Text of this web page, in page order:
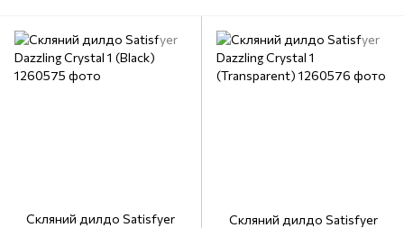
Скляний дилдо Satisfyer
Скляний дилдо Satisfyer